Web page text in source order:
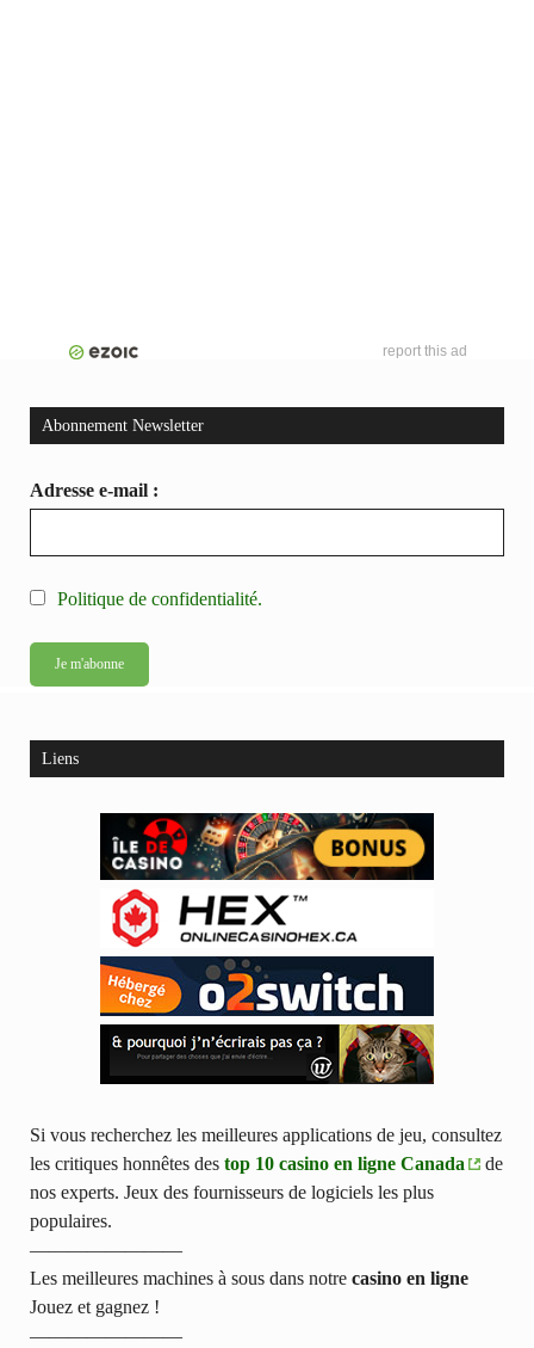
report this ad
Abonnement Newsletter
Adresse e-mail :
Politique de confidentialité.
Liens
Si vous recherchez les meilleures applications de jeu, consultez
les critiques honnêtes des top 10 casino en ligne Canada
de
nos experts. Jeux des fournisseurs de logiciels les plus
populaires.
————————
Les meilleures machines à sous dans notre casino en ligne
Jouez et gagnez !
————————